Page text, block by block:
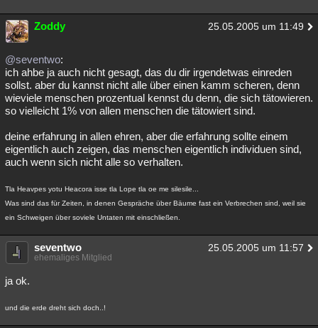
Zoddy 25.05.2005 um 11:49
@seventwo:
ich ahbe ja auch nicht gesagt, das du dir irgendetwas einreden
sollst. aber du kannst nicht alle über einen kamm scheren, denn
wieviele menschen prozentual kennst du denn, die sich tätowieren.
so vielleicht 1% von allen menschen die tätowiert sind.
deine erfahrung in allen ehren, aber die erfahrung sollte einem
eigentlich auch zeigen, das menschen eigentlich individuen sind,
auch wenn sich nicht alle so verhalten.
Tla Heavpes yotu Heacora isse tla Lope tla oe me silesile...
Was sind das für Zeiten, in denen Gespräche über Bäume fast ein Verbrechen sind, weil sie
ein Schweigen über soviele Untaten mit einschließen.
seventwo 25.05.2005 um 11:57
ehemaliges Mitglied
ja ok.
und die erde dreht sich doch..!